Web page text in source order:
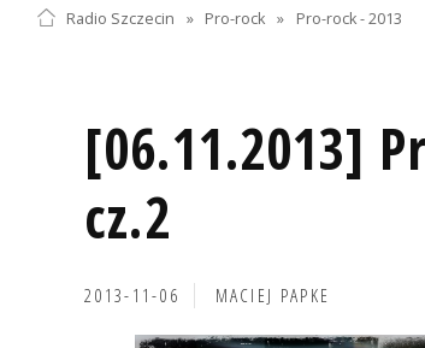
Radio Szczecin » Pro-rock » Pro-rock - 2013
[06.11.2013]
cz.2
2013-11-06 MACIEJ PAPKE